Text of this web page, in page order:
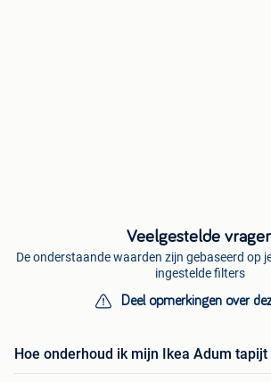
Veelgestelde
De onderstaande waarden zijn gebaseerd op
ingestelde filters
Deel opmerkingen over
Hoe onderhoud ik mijn Ikea Adum tapijt